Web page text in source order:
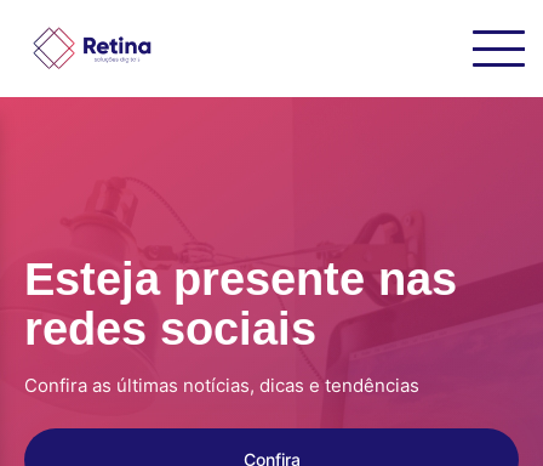
Esteja presente nas
redes sociais
Confira as últimas notícias, dicas e tendências
Confira